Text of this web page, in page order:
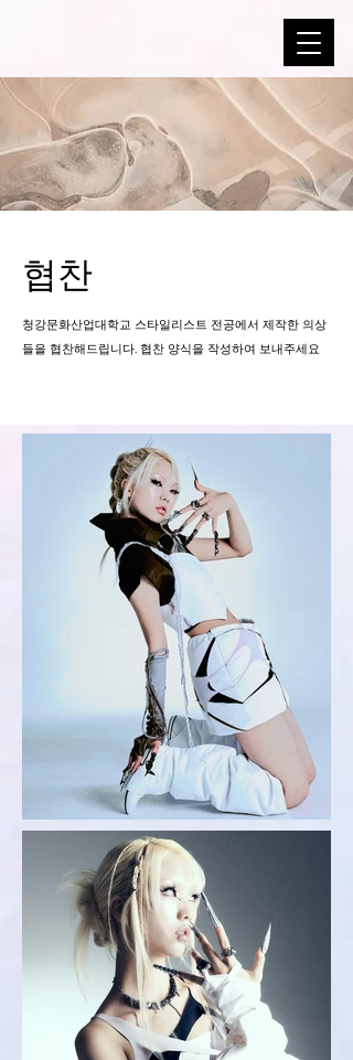
협찬
청강문화산업대학교 스타일리스트 전공에서 제작한 의상
들을 협찬해드립니다. ​협찬 양식을 작성하여 보내주세요